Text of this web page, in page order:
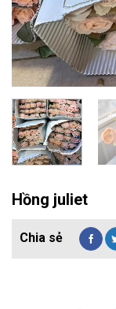
Hồng juliet